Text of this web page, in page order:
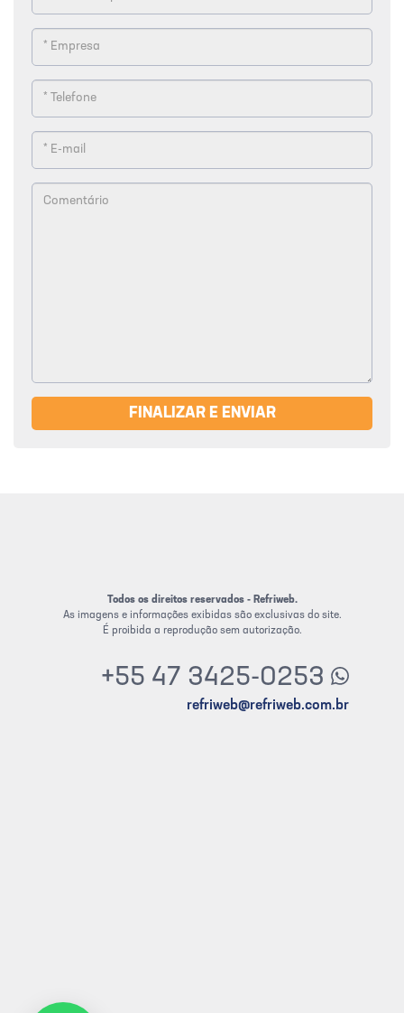
FINALIZAR E ENVIAR
Todos os direitos reservados - Refriweb.
As imagens e informações exibidas são exclusivas do site.
É proibida a reprodução sem autorização.
+55 47 3425-0253
refriweb@refriweb.com.br